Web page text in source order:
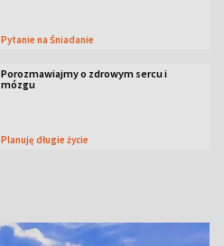
Pytanie na Śniadanie
Porozmawiajmy o zdrowym sercu i
mózgu
Planuję długie życie